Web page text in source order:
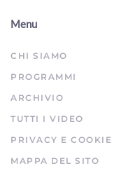
Menu
CHI SIAMO
PROGRAMMI
ARCHIVIO
TUTTI I VIDEO
PRIVACY E COOKIE
MAPPA DEL SITO